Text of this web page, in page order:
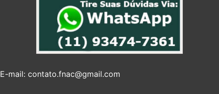
E-mail: contato.fnac@gmail.com